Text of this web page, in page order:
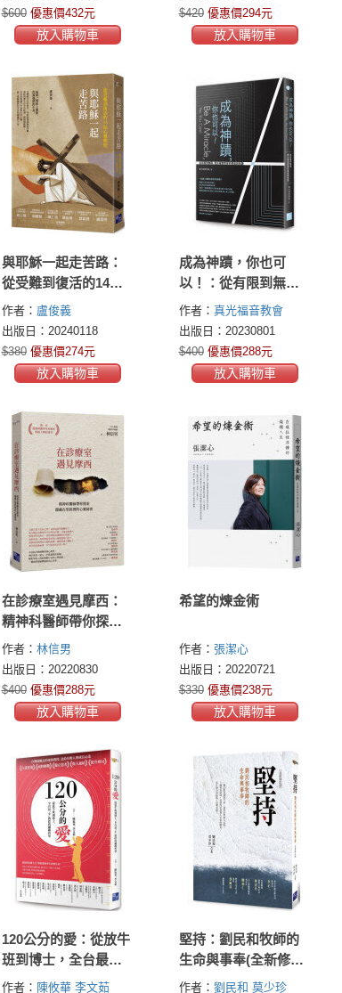
$600 優惠價432元
放入購物車
$420 優惠價294元
放入購物車
與耶穌一起走苦路：
從受難到復活的14站
心靈朝聖
作者： 盧俊義
出版日：20240118
$380 優惠價274元
放入購物車
成為神蹟，你也可
以！：從有限到無
限，真光福音教會的
勇氣與見證
作者： 真光福音教會
出版日：20230801
$400 優惠價288元
放入購物車
在診療室遇見摩西：
精神科醫師帶你探索
隱藏在聖經裡的心靈
祕密
作者： 林信男
出版日：20220830
$400 優惠價288元
放入購物車
希望的煉金術
作者： 張潔心
出版日：20220721
$330 優惠價238元
放入購物車
120公分的愛：從放牛
班到博士，全台最
「小」教授的翻轉哲
作者： 陳攸華 李文茹
堅持：劉民和牧師的
生命與事奉(全新修訂
版)
作者： 劉民和 莫少珍